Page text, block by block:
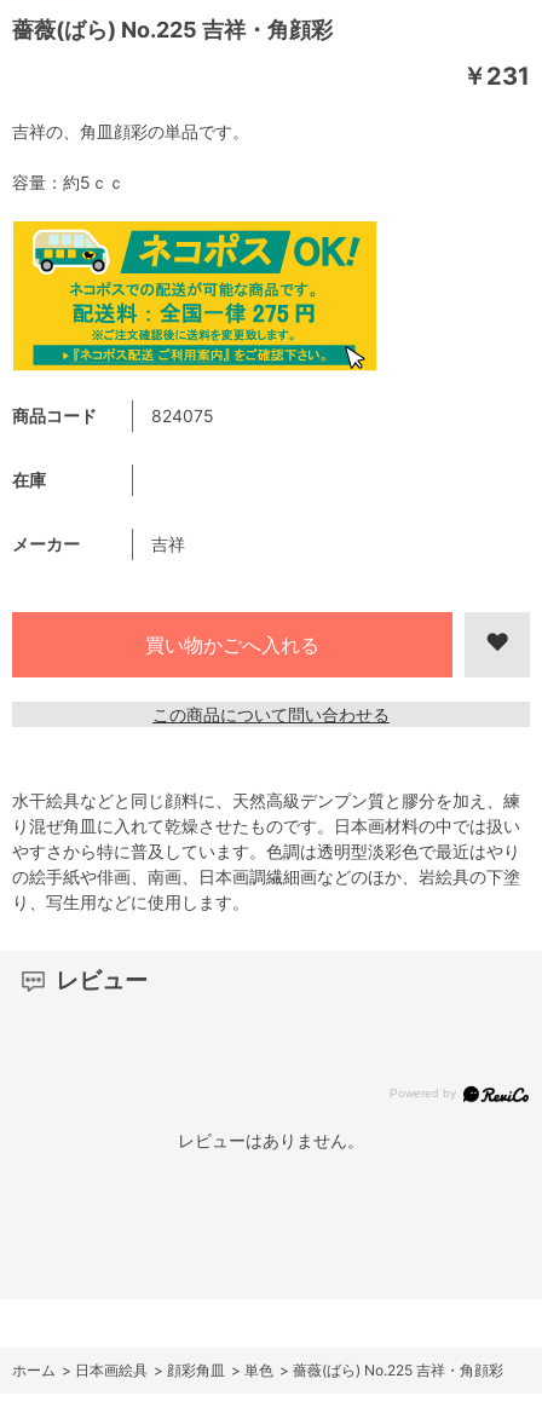
薔薇(ばら) No.225 吉祥・角顔彩
￥231
商品コード 824075
在庫
メーカー 吉祥
この商品について問い合わせる
吉祥の、角皿顔彩の単品です。
容量：約5ｃｃ
水干絵具などと同じ顔料に、天然高級デンプン質と膠分を加え、練
り混ぜ角皿に入れて乾燥させたものです。日本画材料の中では扱い
やすさから特に普及しています。色調は透明型淡彩色で最近はやり
の絵手紙や俳画、南画、日本画調繊細画などのほか、岩絵具の下塗
り、写生用などに使用します。
レビュー
レビューはありません。
ホーム > 日本画絵具 > 顔彩角皿 > 単色 > 薔薇(ばら) No.225 吉祥・角顔彩